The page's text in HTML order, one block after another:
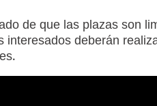
de que las plazas son
deberán